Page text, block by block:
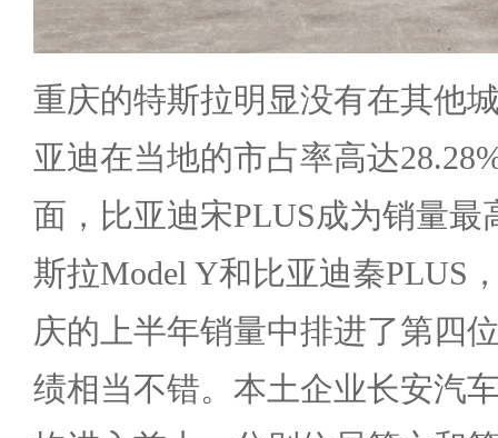
重庆的特斯拉明显没有在其他
亚迪在当地的市占率高达
面，比亚迪宋PLUS成为销量
斯拉Model Y和比亚迪秦PLUS
庆的上半年销量中排进了第四
绩相当不错。本土企业长安汽